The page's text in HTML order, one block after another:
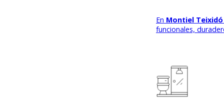
En Montiel Teixidó
funcionales,